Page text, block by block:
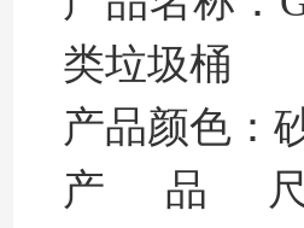
类垃圾桶
产品颜色：
产品